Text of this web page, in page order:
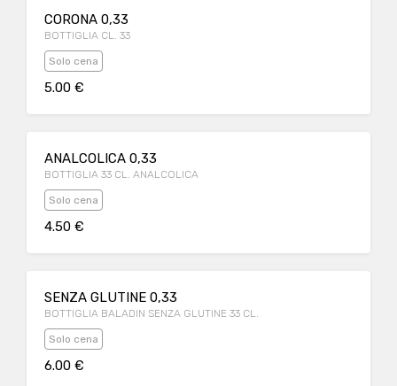
CORONA 0,33
BOTTIGLIA CL. 33
Solo cena
5.00 €
ANALCOLICA 0,33
BOTTIGLIA 33 CL. ANALCOLICA
Solo cena
4.50 €
SENZA GLUTINE 0,33
BOTTIGLIA BALADIN SENZA GLUTINE 33 CL.
Solo cena
6.00 €